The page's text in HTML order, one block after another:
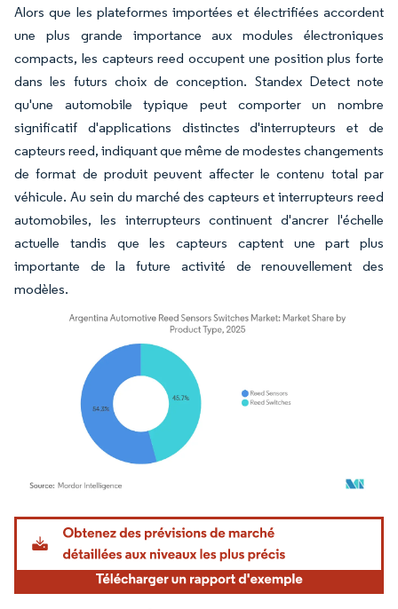
Alors que les plateformes importées et électrifiées accordent
une plus grande importance aux modules électroniques
compacts, les capteurs reed occupent une position plus forte
dans les futurs choix de conception. Standex Detect note
qu'une automobile typique peut comporter un nombre
significatif d'applications distinctes d'interrupteurs et de
capteurs reed, indiquant que même de modestes changements
de format de produit peuvent affecter le contenu total par
véhicule. Au sein du marché des capteurs et interrupteurs reed
automobiles, les interrupteurs continuent d'ancrer l'échelle
actuelle tandis que les capteurs captent une part plus
importante de la future activité de renouvellement des
modèles.
Image © Mordor Intelligence. La réutilisation nécessite une attribution sous CC BY